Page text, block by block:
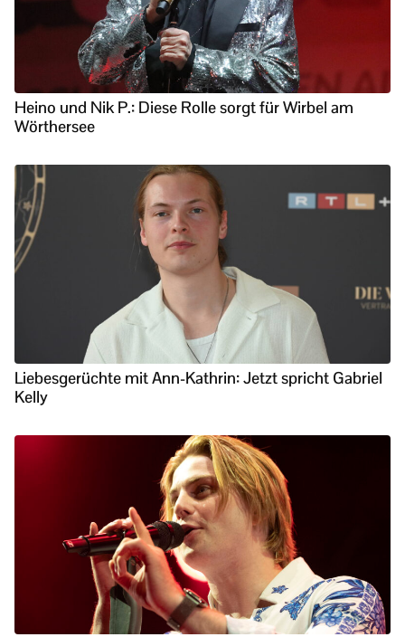
Heino und Nik P.: Diese Rolle sorgt für Wirbel am
Wörthersee
Liebesgerüchte mit Ann-Kathrin: Jetzt spricht Gabriel
Kelly